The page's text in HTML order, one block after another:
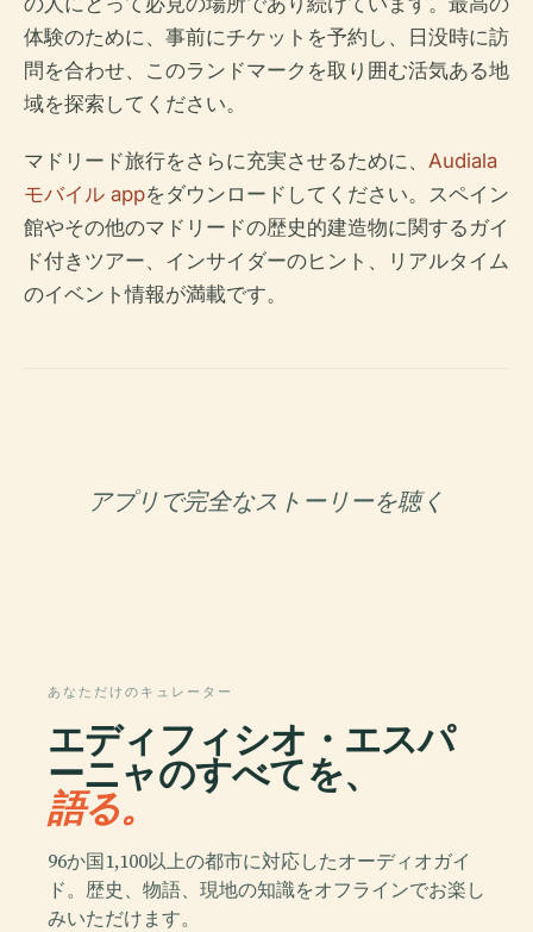
体験のために、事前にチケットを予約し、日没時に訪
問を合わせ、このランドマークを取り囲む活気ある地
域を探索してください。
マドリード旅行をさらに充実させるために、 Audiala
モバイル appをダウンロードしてください。スペイン
館やその他のマドリードの歴史的建造物に関するガイ
ド付きツアー、インサイダーのヒント、リアルタイム
のイベント情報が満載です。
アプリで完全なストーリーを聴く
あなただけのキュレーター
エディフィシオ・エスパ
ーニャのすべてを、
語る。
96か国1,100以上の都市に対応したオーディオガイ
ド。歴史、物語、現地の知識をオフラインでお楽し
みいただけます。